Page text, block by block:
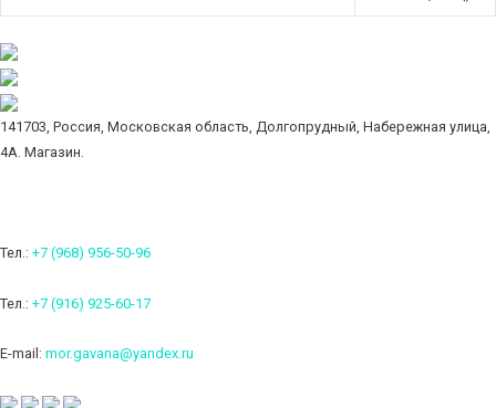
141703, Россия, Московская область, Долгопрудный, Набережная улица,
4А. Магазин.
Тел.: +7 (968) 956-50-96
Тел.: +7 (916) 925-60-17
E-mail: mor.gavana@yandex.ru